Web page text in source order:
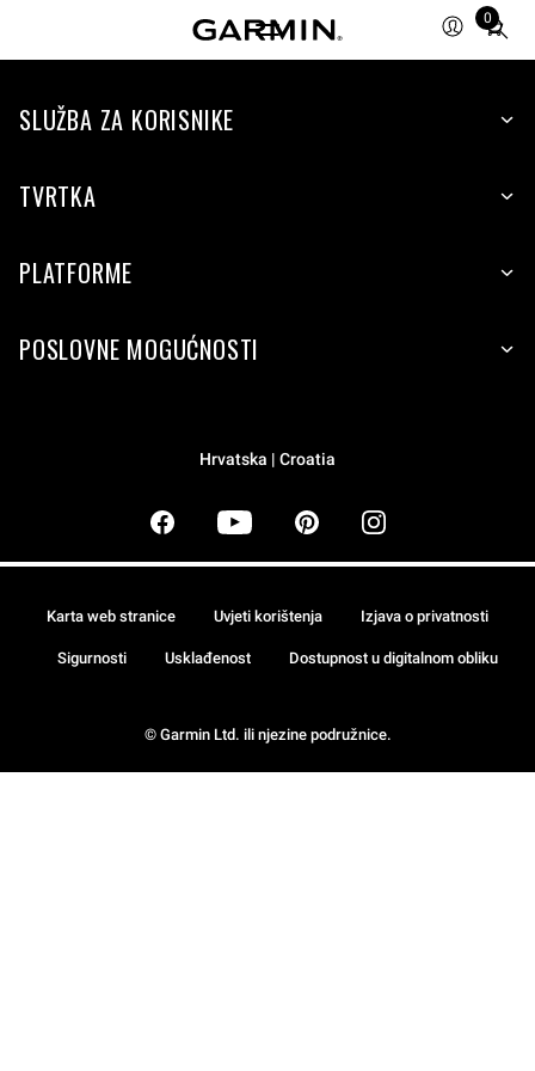
0
Total
items
cart:
SLUŽBA ZA KORISNIKE
TVRTKA
PLATFORME
POSLOVNE MOGUĆNOSTI
Hrvatska | Croatia
© Garmin Ltd. ili njezine podružnice.
Karta web stranice Uvjeti korištenja Izjava o privatnosti
Sigurnosti Usklađenost Dostupnost u digitalnom obliku